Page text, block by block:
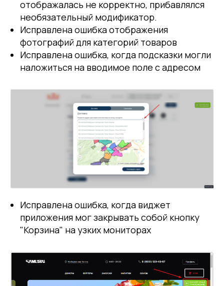
отображалась не корректно, прибавлялся
необязательный модификатор.
Исправлена ошибка отображения
фотографий для категорий товаров
Исправлена ошибка, когда подсказки могли
наложиться на вводимое поле с адресом
Исправлена ошибка, когда виджет
приложения мог закрывать собой кнопку
"Корзина" на узких мониторах